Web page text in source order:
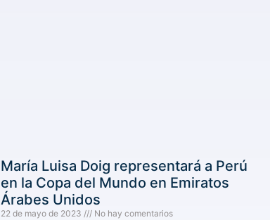
María Luisa Doig representará a Perú
en la Copa del Mundo en Emiratos
Árabes Unidos
22 de mayo de 2023 No hay comentarios